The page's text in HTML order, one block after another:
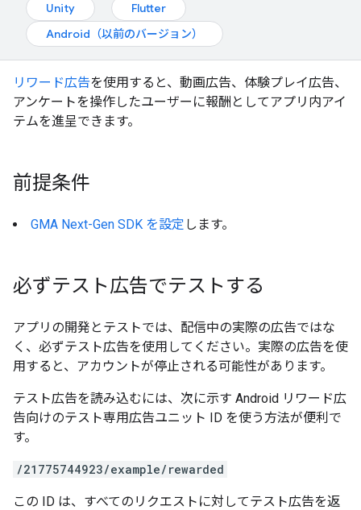
Unity
Flutter
Android（以前のバージョン）
リワード広告を使用すると、動画広告、体験プレイ広告、
アンケートを操作したユーザーに報酬としてアプリ内アイ
テムを進呈できます。
前提条件
GMA Next-Gen SDK を設定 します。
必ずテスト広告でテストする
アプリの開発とテストでは、配信中の実際の広告ではな
く、必ずテスト広告を使用してください。実際の広告を使
用すると、アカウントが停止される可能性があります。
テスト広告を読み込むには、次に示す Android リワード広
告向けのテスト専用広告ユニット ID を使う方法が便利で
す。
/21775744923/example/rewarded
この ID は、すべてのリクエストに対してテスト広告を返